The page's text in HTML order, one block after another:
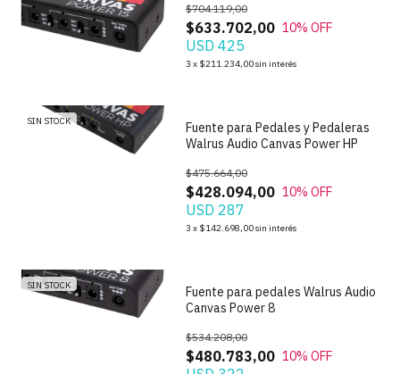
$633.702,00
$704.119,00
10% OFF
USD 425
3 x $211.234,00sin interés
SIN STOCK
Fuente para Pedales y Pedaleras
Walrus Audio Canvas Power HP
$428.094,00
$475.664,00
10% OFF
USD 287
3 x $142.698,00sin interés
SIN STOCK
Fuente para pedales Walrus Audio
Canvas Power 8
$480.783,00
$534.208,00
10% OFF